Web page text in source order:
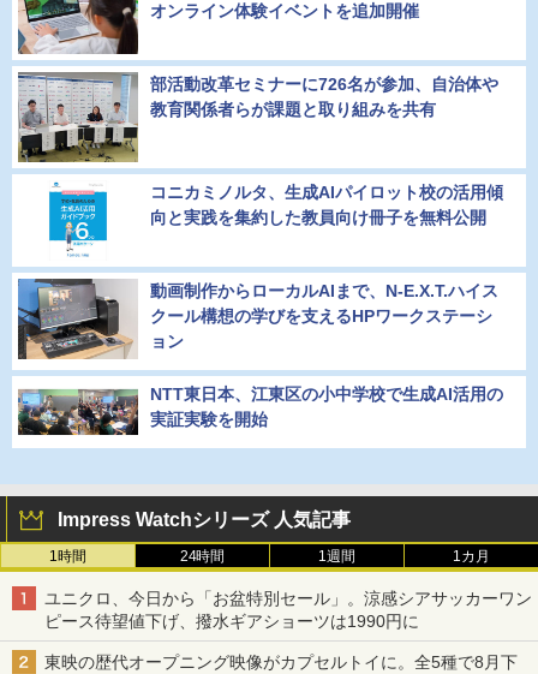
オンライン体験イベントを追加開催
部活動改革セミナーに726名が参加、自治体や
教育関係者らが課題と取り組みを共有
コニカミノルタ、生成AIパイロット校の活用傾
向と実践を集約した教員向け冊子を無料公開
動画制作からローカルAIまで、N-E.X.T.ハイス
クール構想の学びを支えるHPワークステーシ
ョン
NTT東日本、江東区の小中学校で生成AI活用の
実証実験を開始
Impress Watchシリーズ 人気記事
1時間 24時間 1週間 1カ月
ユニクロ、今日から「お盆特別セール」。涼感シアサッカーワン
ピース待望値下げ、撥水ギアショーツは1990円に
東映の歴代オープニング映像がカプセルトイに。全5種で8月下